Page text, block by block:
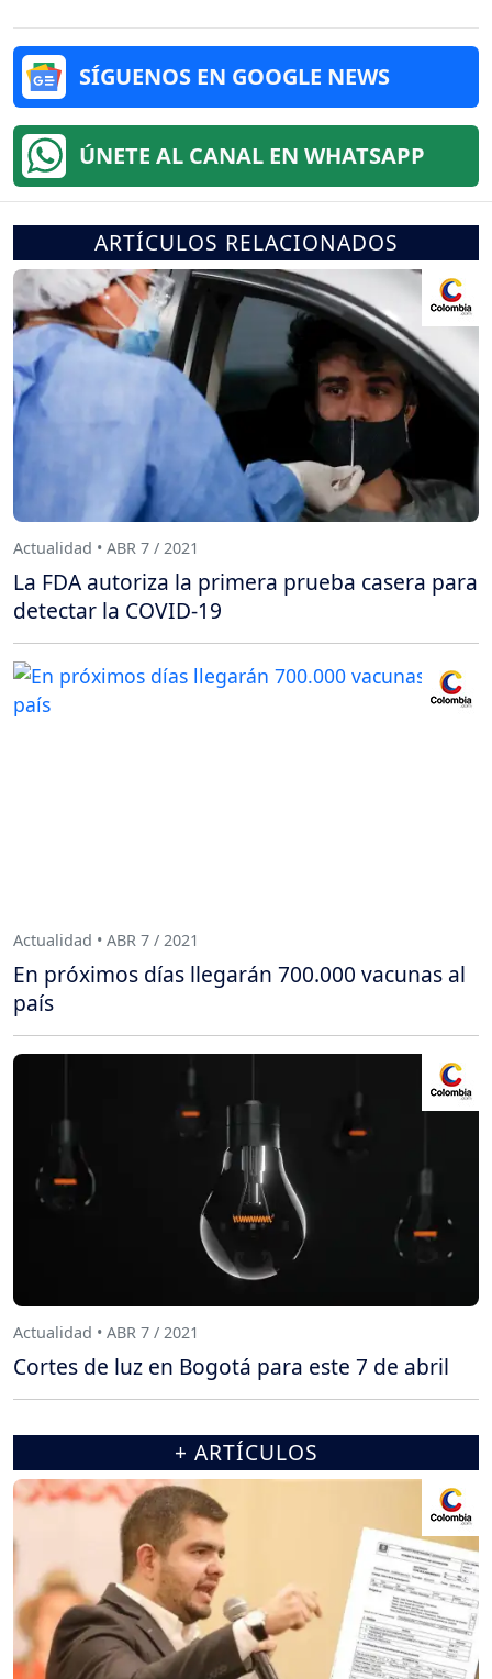
SÍGUENOS EN GOOGLE NEWS
ÚNETE AL CANAL EN WHATSAPP
ARTÍCULOS RELACIONADOS
Actualidad • ABR 7 / 2021
La FDA autoriza la primera prueba casera para
detectar la COVID-19
Actualidad • ABR 7 / 2021
En próximos días llegarán 700.000 vacunas al
país
Actualidad • ABR 7 / 2021
Cortes de luz en Bogotá para este 7 de abril
+ ARTÍCULOS